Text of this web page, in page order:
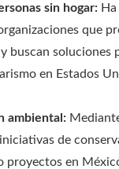
sin hogar:
que
buscan soluciones
en Estados
ambiental:
de
proyectos en